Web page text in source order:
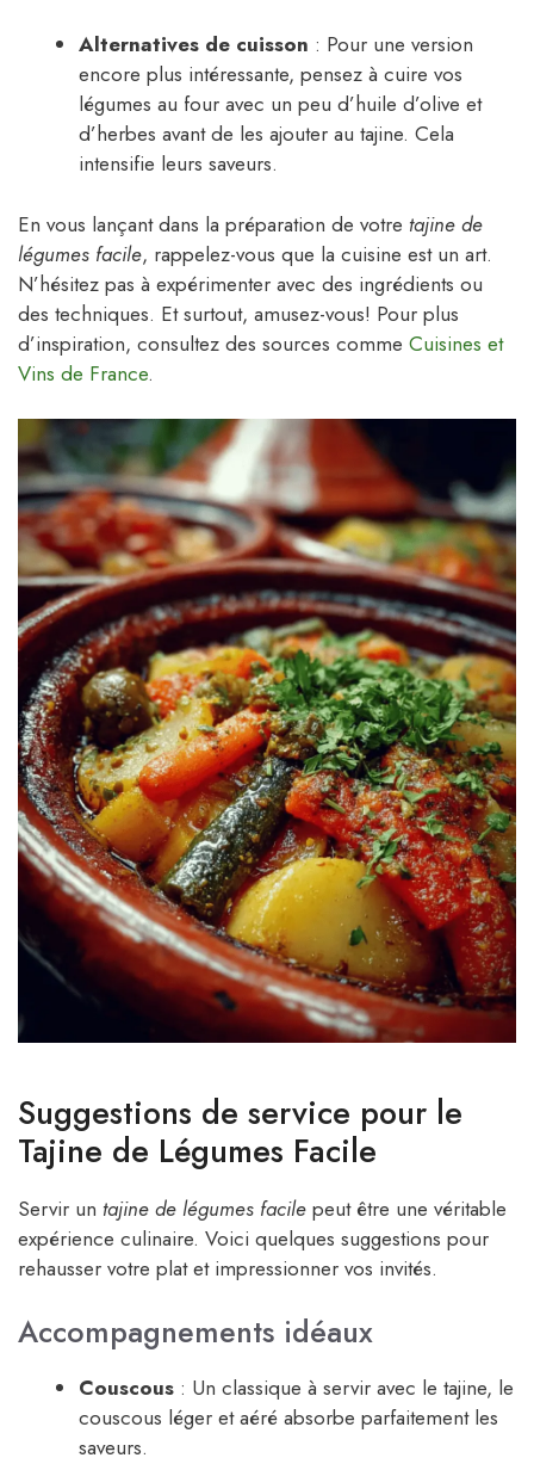
Alternatives de cuisson : Pour une version
encore plus intéressante, pensez à cuire vos
légumes au four avec un peu d’huile d’olive et
d’herbes avant de les ajouter au tajine. Cela
intensifie leurs saveurs.
En vous lançant dans la préparation de votre tajine de
légumes facile, rappelez-vous que la cuisine est un art.
N’hésitez pas à expérimenter avec des ingrédients ou
des techniques. Et surtout, amusez-vous! Pour plus
d’inspiration, consultez des sources comme Cuisines et
Vins de France.
Suggestions de service pour le
Tajine de Légumes Facile
Servir un tajine de légumes facile peut être une véritable
expérience culinaire. Voici quelques suggestions pour
rehausser votre plat et impressionner vos invités.
Accompagnements idéaux
Couscous : Un classique à servir avec le tajine, le
couscous léger et aéré absorbe parfaitement les
saveurs.